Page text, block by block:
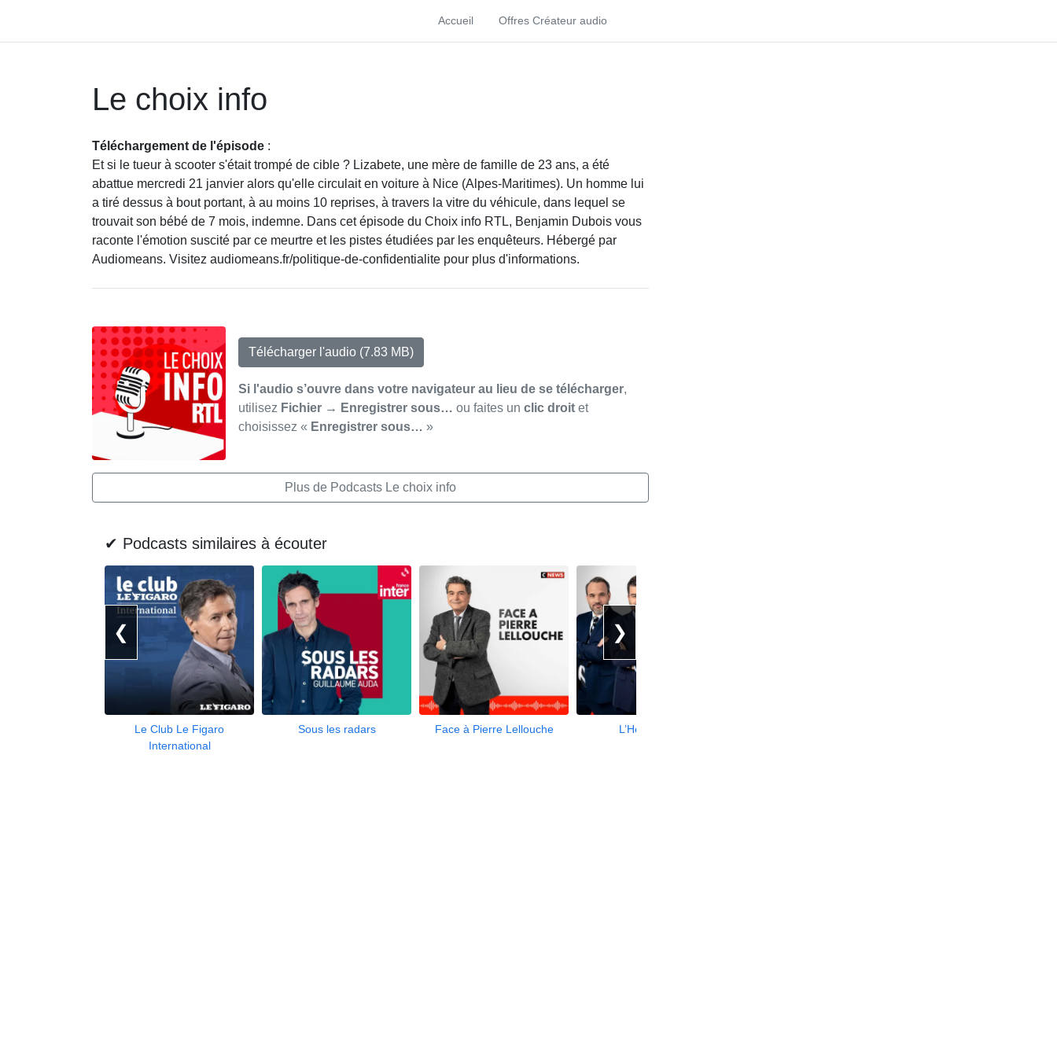
Accueil Offres Créateur audio
Le choix info
Téléchargement de l'épisode :
Et si le tueur à scooter s'était trompé de cible ? Lizabete, une mère de famille de 23 ans, a été
abattue mercredi 21 janvier alors qu'elle circulait en voiture à Nice (Alpes-Maritimes). Un homme lui
a tiré dessus à bout portant, à au moins 10 reprises, à travers la vitre du véhicule, dans lequel se
trouvait son bébé de 7 mois, indemne. Dans cet épisode du Choix info RTL, Benjamin Dubois vous
raconte l'émotion suscité par ce meurtre et les pistes étudiées par les enquêteurs. Hébergé par
Audiomeans. Visitez audiomeans.fr/politique-de-confidentialite pour plus d'informations.
Télécharger l'audio (7.83 MB)
Si l'audio s’ouvre dans votre navigateur au lieu de se télécharger,
utilisez Fichier → Enregistrer sous… ou faites un clic droit et
choisissez « Enregistrer sous… »
Plus de Podcasts Le choix info
✔ Podcasts similaires à écouter
❮
Le Club Le Figaro
International
Sous les radars Face à Pierre Lellouche L’Heure Inter
❯